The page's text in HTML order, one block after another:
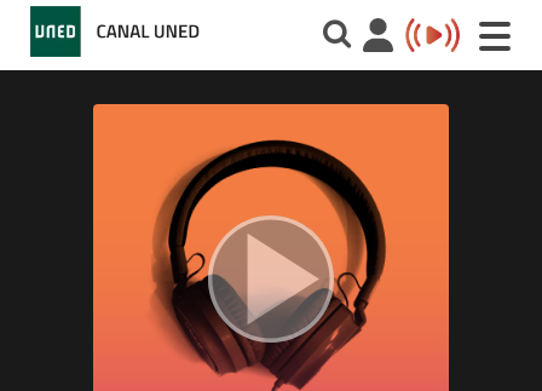
Toggle